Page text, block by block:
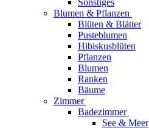
Sonstiges
Blumen & Pflanzen
Blüten & Blätter
Pusteblumen
Hibiskusblüten
Pflanzen
Blumen
Ranken
Bäume
Zimmer
Badezimmer
See & Meer